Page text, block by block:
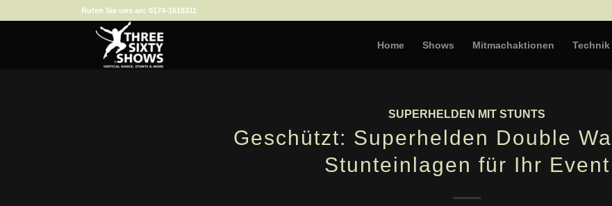
Rufen Sie uns an:0174-1618311
Home Shows Mitmachaktionen Technik
SUPERHELDEN MIT STUNTS
Geschützt: Superhelden Double
Stunteinlagen für Ihr Event